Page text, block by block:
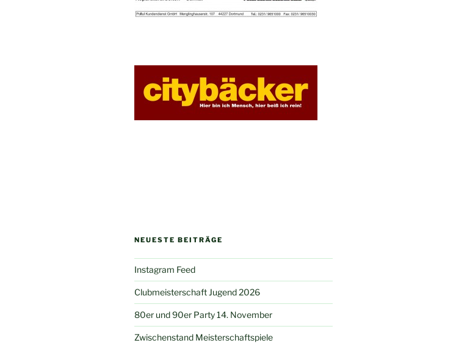
NEUESTE BEITRÄGE
Instagram Feed
Clubmeisterschaft Jugend 2026
80er und 90er Party 14. November
Zwischenstand Meisterschaftspiele